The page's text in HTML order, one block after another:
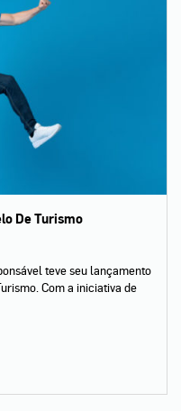
De Turismo
teve seu lançamento
Com a iniciativa de